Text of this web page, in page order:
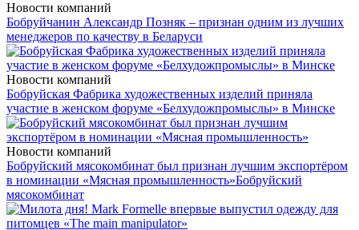
Новости компаний
Бобруйчанин Александр Позняк – признан одним из лучших
менеджеров по качеству в Беларуси
Новости компаний
Бобруйская Фабрика художественных изделий приняла
участие в женском форуме «Белхудожпромыслы» в Минске
Новости компаний
Бобруйский мясокомбинат был признан лучшим экспортёром
в номинации «Мясная промышленность»Бобруйский
мясокомбинат